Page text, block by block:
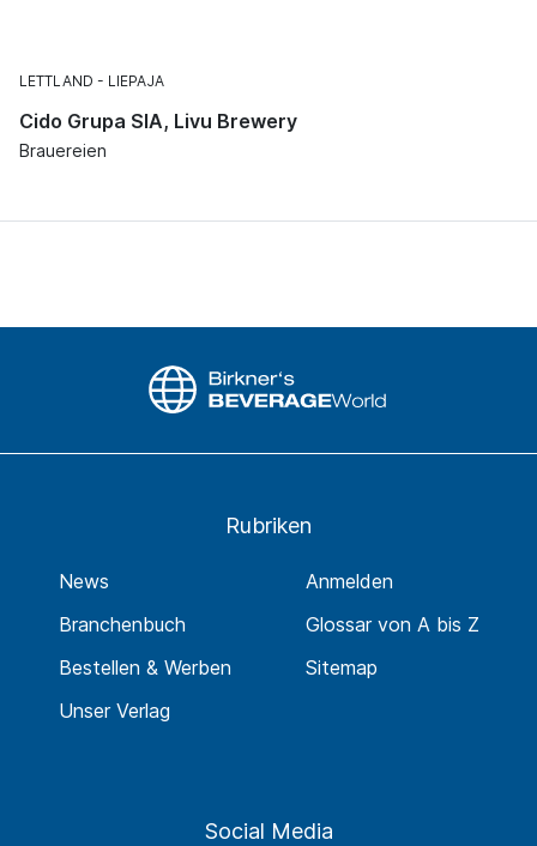
LETTLAND LIEPAJA
Cido Grupa SIA, Livu Brewery
Brauereien
Rubriken
News
Branchenbuch
Bestellen & Werben
Unser Verlag
Anmelden
Glossar von A bis Z
Sitemap
Social Media